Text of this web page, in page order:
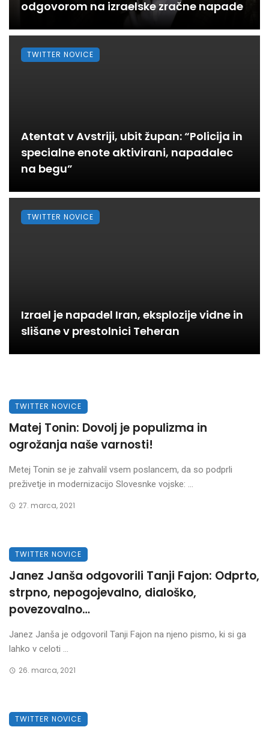
odgovorom na izraelske zračne napade
Atentat v Avstriji, ubit župan: “Policija in
specialne enote aktivirani, napadalec
na begu”
TWITTER NOVICE
Izrael je napadel Iran, eksplozije vidne in
slišane v prestolnici Teheran
TWITTER NOVICE
TWITTER NOVICE
Matej Tonin: Dovolj je populizma in
ogrožanja naše varnosti!
Metej Tonin se je zahvalil vsem poslancem, da so podprli
preživetje in modernizacijo Slovesnke vojske: ...
27. marca, 2021
TWITTER NOVICE
Janez Janša odgovorili Tanji Fajon: Odprto,
strpno, nepogojevalno, dialoško,
povezovalno…
Janez Janša je odgovoril Tanji Fajon na njeno pismo, ki si ga
lahko v celoti ...
26. marca, 2021
TWITTER NOVICE